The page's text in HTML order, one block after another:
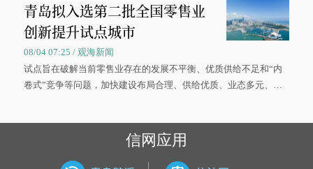
大学材料科学与工程学院材料类专业的录取通知书。
青岛拟入选第二批全国零售业
创新提升试点城市
08/04 07:25 / 观海新闻
试点旨在破解当前零售业存在的发展不平衡、优质供给不足和“内
卷式”竞争等问题，加快建设布局合理、供给优质、业态多元、智
信网应用